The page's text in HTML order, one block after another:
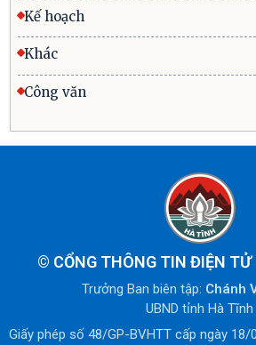
Kế hoạch
Khác
Công văn
© CỔNG THÔNG TIN ĐIỆN
Trưởng Ban biên tập: Chánh
UBND tỉnh Hà Tĩnh
Giấy phép số 48/GP-BVHTT cấp ngày